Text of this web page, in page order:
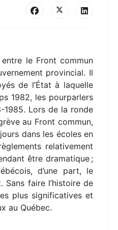
le Front commun
provincial. Il
de l’État à laquelle
1982, les pourparlers
1985. Lors de la ronde
au Front commun,
dans les écoles en
relativement
être dramatique ;
d’une part, le
Sans faire l’histoire de
plus significatives et
au Québec.